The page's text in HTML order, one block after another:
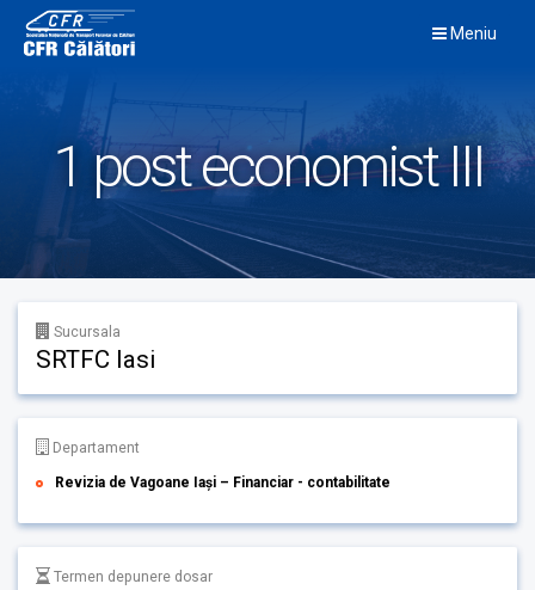
content
Meniu
1 post economist III
Sucursala
SRTFC Iasi
Departament
Revizia de Vagoane Iași – Financiar - contabilitate
Termen depunere dosar